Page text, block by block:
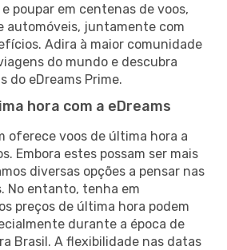
poupar em centenas de voos,
automóveis, juntamente com
Adira à maior comunidade
do mundo e descubra
do eDreams Prime.
hora com a eDreams
oferece voos de última hora a
Embora estes possam ser mais
diversas opções a pensar nas
No entanto, tenha em
preços de última hora podem
durante a época de
Brasil. A flexibilidade nas datas